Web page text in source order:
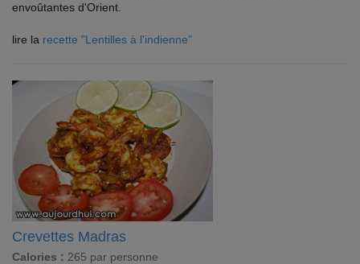
envoûtantes d'Orient.
lire la recette "Lentilles à l'indienne"
Crevettes Madras
Calories : 265 par personne